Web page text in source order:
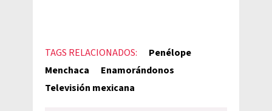
TAGS RELACIONADOS:
Penélope
Menchaca
Enamorándonos
Televisión mexicana